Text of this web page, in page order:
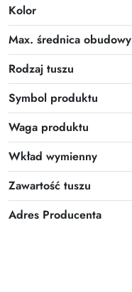
Kolor
Max. średnica obudowy
Rodzaj tuszu
Symbol produktu
Waga produktu
Wkład wymienny
Zawartość tuszu
Adres Producenta